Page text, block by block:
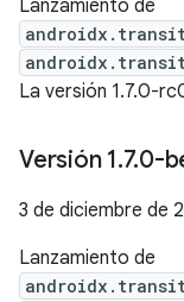
Lanzamiento de
La versión 1.7.0-
Versión 1.7.0-
3 de diciembre de
Lanzamiento de